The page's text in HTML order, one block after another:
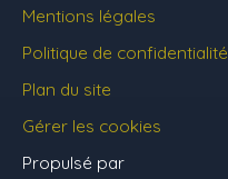
Mentions légales
Politique de confidentialité
Plan du site
Gérer les cookies
Propulsé par